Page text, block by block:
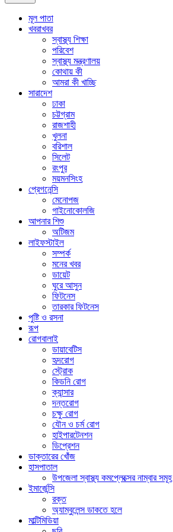
মূল পাতা
খবরাখবর
স্বাস্থ্য শিক্ষা
পরিবেশ
স্বাস্থ্য মন্ত্রণালয়
কোথায় কী
আমরা কী খাচ্ছি
সারাদেশ
ঢাকা
চট্টগ্রাম
রাজশাহী
খুলনা
বরিশাল
সিলেট
রংপুর
ময়মনসিংহ
প্রেগনেন্সি
মেনোপজ
গাইনোকোলজি
আপনার শিশু
অটিজম
লাইফস্টাইল
সম্পর্ক
মনের খবর
ডায়েট
ঘুরে আসুন
ফিটনেস
তারকার ফিটনেস
পুষ্টি ও রসনা
রূপ
রোগবালাই
ডায়াবেটিস
হৃদরোগ
স্ট্রোক
কিডনি রোগ
ক্যান্সার
দন্তরোগ
চক্ষু রোগ
যৌন ও চর্ম রোগ
হাইপারটেনশন
ডিপ্রেশন
ডাক্তারের খোঁজ
হাসপাতাল
উপজেলা স্বাস্থ্য কমপ্লেক্সের নাম্বার সমূহ
ইমার্জেন্সি
রক্ত
অ্যাম্বুলেন্স ডাকতে হলে
মাল্টিমিডিয়া